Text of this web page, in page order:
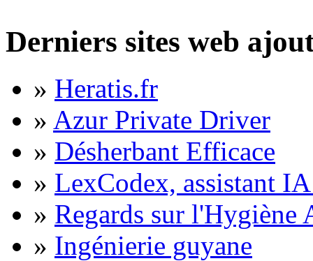
Derniers sites web
» Heratis.fr
» Azur Private Driver
» Désherbant Efficace
» LexCodex, assistant
» Regards sur l'Hygiène
» Ingénierie guyane